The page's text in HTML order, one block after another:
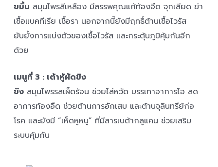
ขมิ้น สมุนไพรสีเหลือง มีสรรพคุณแก้ท้องอืด จุกเสียด ฆ่า
เชื้อแบคทีเรีย เชื้อรา นอกจากนี้ยังมีฤทธิ์ต้านเชื้อไวรัส
ยับยั้งการแบ่งตัวของเชื้อไวรัส และกระตุ้นภูมิคุ้มกันอีก
ด้วย
เมนูที่ 3 : เต้าหู้ผัดขิง
ขิง สมุนไพรรสเผ็ดร้อน ช่วยไล่หวัด บรรเทาอาการไอ ลด
อาการท้องอืด ช่วยต้านการอักเสบ และต้านจุลินทรีย์ก่อ
โรค และยังมี “เห็ดหูหนู” ที่มีสารเบต้ากลูแคน ช่วยเสริม
ระบบคุ้มกัน